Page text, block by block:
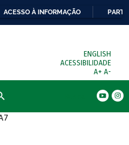
ACESSO À INFORMAÇÃO
ENGLISH
ACESSIBILIDADE
A+ A-